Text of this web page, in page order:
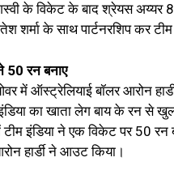
के विकेट के बाद श्रेयस अय्यर 8
शर्मा के साथ पार्टनरशिप कर
50 रन बनाए
में ऑस्ट्रेलियाई बॉलर आरोन
का खाता लेग बाय के रन से
टीम इंडिया ने एक विकेट पर 50
हार्डी ने आउट किया।